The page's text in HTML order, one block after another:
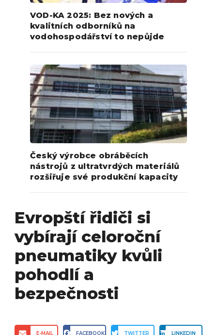
Evropští řidiči si
vybírají celoroční
pneumatiky kvůli
pohodlí a
bezpečnosti
E-MAIL FACEBOOK TWITTER LINKEDIN
VOD-KA 2025: Bez nových a
kvalitních odborníků na
vodohospodářství to nepůjde
Český výrobce obráběcích
nástrojů z ultratvrdých materiálů
rozšiřuje své produkční kapacity